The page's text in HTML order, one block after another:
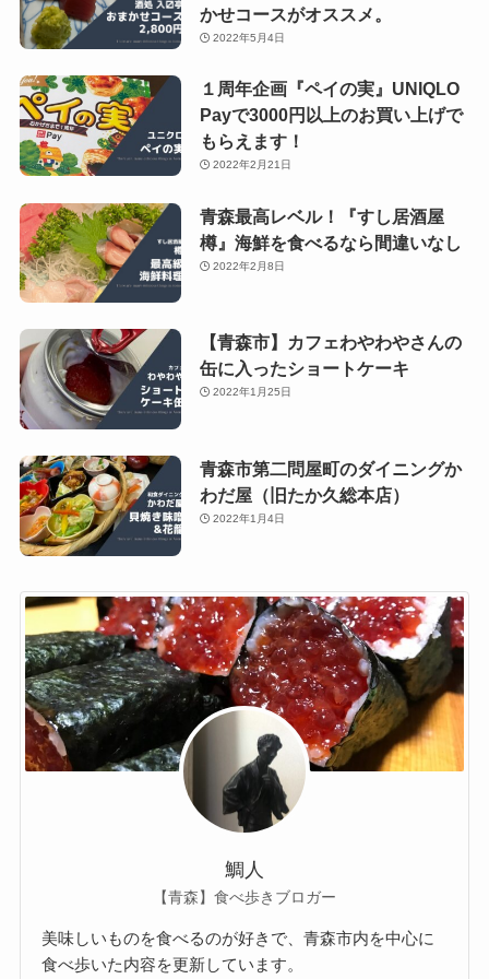
かせコースがオススメ。
2022年5月4日
１周年企画『ペイの実』UNIQLO
Payで3000円以上のお買い上げで
もらえます！
2022年2月21日
青森最高レベル！『すし居酒屋
樽』海鮮を食べるなら間違いなし
2022年2月8日
【青森市】カフェわやわやさんの
缶に入ったショートケーキ
2022年1月25日
青森市第二問屋町のダイニングか
わだ屋（旧たか久総本店）
2022年1月4日
鯛人
【青森】食べ歩きブロガー
美味しいものを食べるのが好きで、青森市内を中心に
食べ歩いた内容を更新しています。